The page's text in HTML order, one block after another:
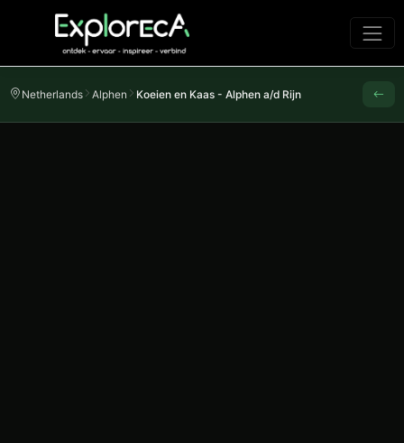
Netherlands Alphen Koeien en Kaas - Alphen a/d Rijn